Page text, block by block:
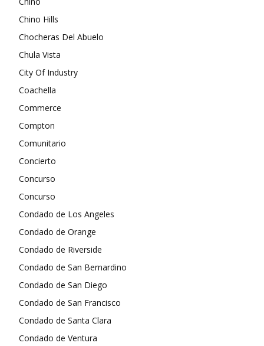
Chino Hills
Chocheras Del Abuelo
Chula Vista
City Of Industry
Coachella
Commerce
Compton
Comunitario
Concierto
Concurso
Concurso
Condado de Los Angeles
Condado de Orange
Condado de Riverside
Condado de San Bernardino
Condado de San Diego
Condado de San Francisco
Condado de Santa Clara
Condado de Ventura